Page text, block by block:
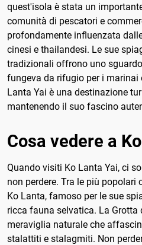
quest'isola è stata un
comunità di pescatori e
profondamente influenzata
cinesi e thailandesi. Le sue
tradizionali offrono uno
fungeva da rifugio per i marinai
Lanta Yai è una destinazione
mantenendo il suo fascino
Cosa vedere a
Quando visiti Ko Lanta Yai, ci
non perdere. Tra le più popolari
Ko Lanta, famoso per le sue
ricca fauna selvatica. La Grotta
meraviglia naturale che
stalattiti e stalagmiti. Non